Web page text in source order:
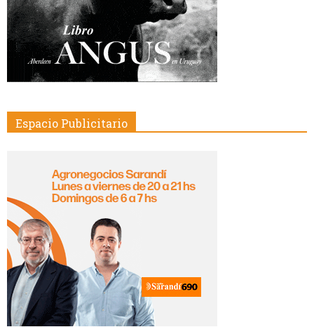
Espacio Publicitario